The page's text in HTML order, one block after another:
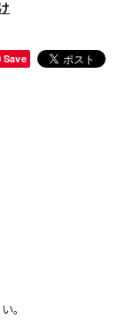
Save
。